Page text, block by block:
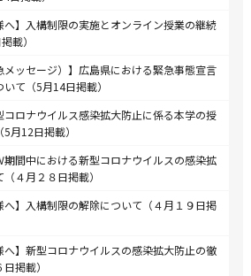
へ】入構制限の実施とオンライン授業の継続
載）
メッセージ）】広島県における緊急事態宣言
て（5月14日掲載）
コロナウイルス感染拡大防止に係る本学の授
月12日掲載）
期間中における新型コロナウイルスの感染拡
４月２８日掲載）
へ】入構制限の解除について（４月１９日掲
へ】新型コロナウイルスの感染拡大防止の徹
掲載）